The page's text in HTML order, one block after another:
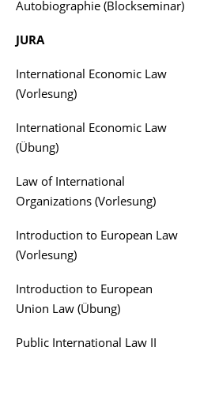
Autobiographie (Blockseminar)
JURA
International Economic Law
(Vorlesung)
International Economic Law
(Übung)
Law of International
Organizations (Vorlesung)
Introduction to European Law
(Vorlesung)
Introduction to European
Union Law (Übung)
Public International Law II